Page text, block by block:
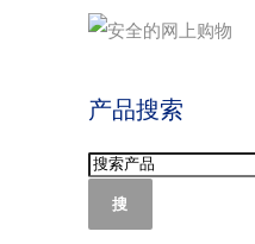
产品搜索
搜